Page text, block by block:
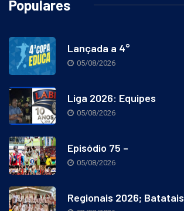
Populares
Lançada a 4°
05/08/2026
Liga 2026: Equipes
05/08/2026
Episódio 75 –
05/08/2026
Regionais 2026; Batatais